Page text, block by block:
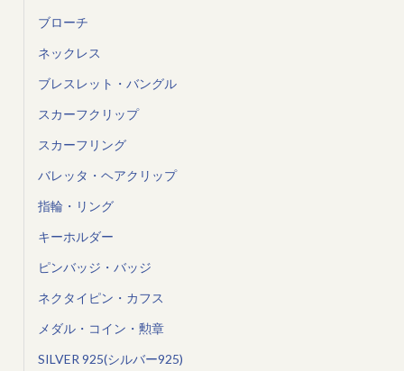
ブローチ
ネックレス
ブレスレット・バングル
スカーフクリップ
スカーフリング
バレッタ・ヘアクリップ
指輪・リング
キーホルダー
ピンバッジ・バッジ
ネクタイピン・カフス
メダル・コイン・勲章
SILVER 925(シルバー925)